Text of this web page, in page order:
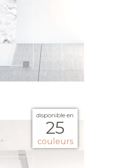
disponible en
25
couleurs